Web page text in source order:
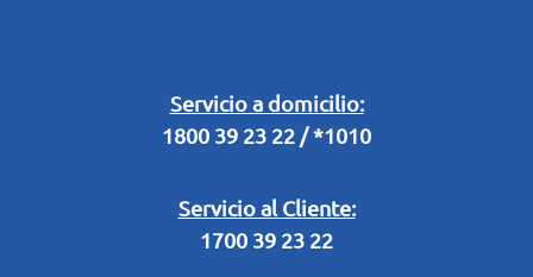
Servicio a domicilio:
1800 39 23 22 / *1010
Servicio al Cliente:
1700 39 23 22
Legal Campaña Produbanco
Términos y condiciones sorteo partido de fútbol "Tu ídolo"